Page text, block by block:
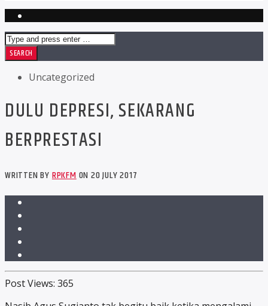
Uncategorized
DULU DEPRESI, SEKARANG
BERPRESTASI
WRITTEN BYRPKFMON 20 JULY 2017
Post Views: 365